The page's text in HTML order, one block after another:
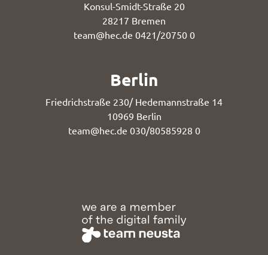
Konsul-Smidt-Straße 20
28217 Bremen
team@hec.de 0421/20750 0
Berlin
Friedrichstraße 230/ Hedemannstraße 14
10969 Berlin
team@hec.de 030/80585928 0